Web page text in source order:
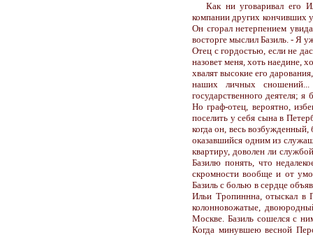
Как ни уговаривал его
компании других кончивших
Он сгорал нетерпением
восторге мыслил Базиль. - Я
Отец с гордостью, если не
назовет меня, хоть наедине,
хвалят высокие его
наших личных сношений...
государственного деятеля;
Но граф-отец, вероятно,
поселить у себя сына в
когда он, весь
оказавшийся одним из
квартиру, доволен ли
Базилю понять, что
скромности вообще и от
Базиль с болью в сердце
Ильи Тропиннна, отыскал в
колонновожатые,
Москве. Базиль сошелся с
Когда минувшею весной